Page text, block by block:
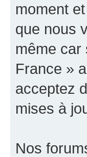
moment
que nous
même car
France »
acceptez
mises à
Nos